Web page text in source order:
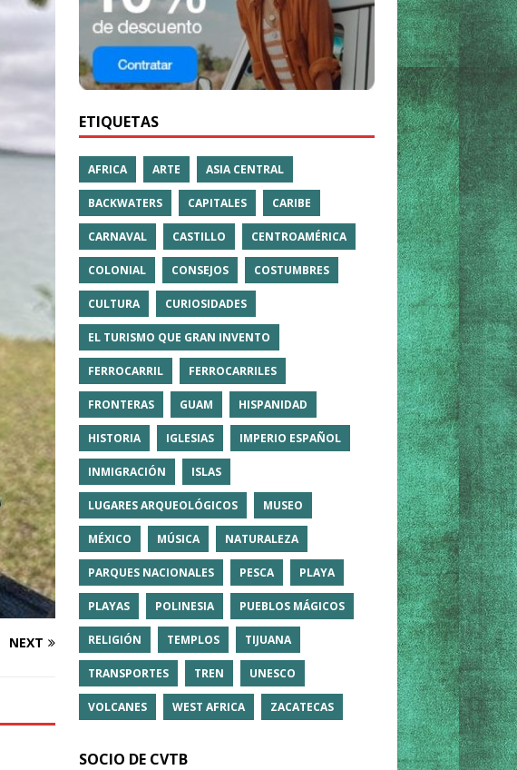
NEXT
ETIQUETAS
AFRICA ARTE ASIA CENTRAL
BACKWATERS CAPITALES CARIBE
CARNAVAL CASTILLO CENTROAMÉRICA
COLONIAL CONSEJOS COSTUMBRES
CULTURA CURIOSIDADES
EL TURISMO QUE GRAN INVENTO
FERROCARRIL FERROCARRILES
FRONTERAS GUAM HISPANIDAD
HISTORIA IGLESIAS IMPERIO ESPAÑOL
INMIGRACIÓN ISLAS
LUGARES ARQUEOLÓGICOS MUSEO
MÉXICO MÚSICA NATURALEZA
PARQUES NACIONALES PESCA PLAYA
PLAYAS POLINESIA PUEBLOS MÁGICOS
RELIGIÓN TEMPLOS TIJUANA
TRANSPORTES TREN UNESCO
VOLCANES WEST AFRICA ZACATECAS
SOCIO DE CVTB